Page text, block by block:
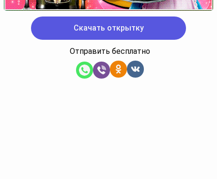
Скачать открытку
Отправить бесплатно